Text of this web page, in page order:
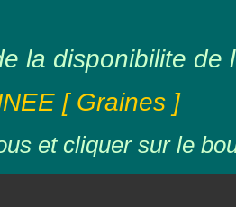
la disponibilite de
[ Graines ]
et cliquer sur le